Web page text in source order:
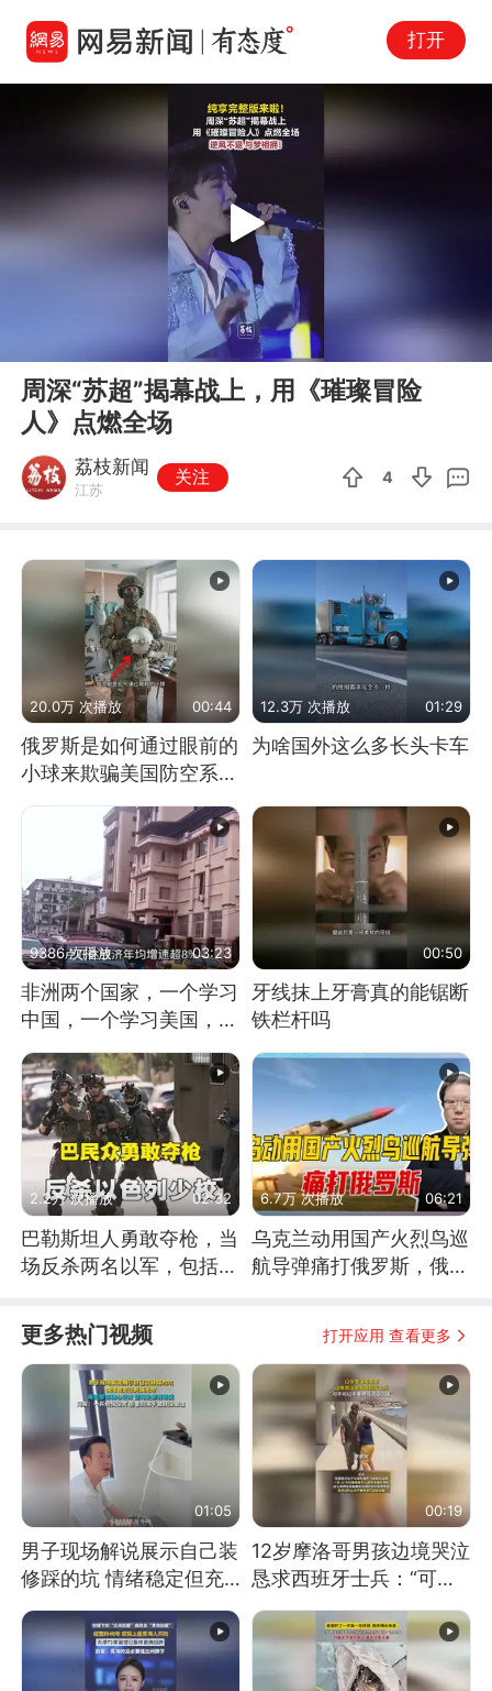
打开
Play
周深“苏超”揭幕战上，用《璀璨冒险
人》点燃全场
荔枝新闻
江苏
关注 4
20.0万 次播放 00:44
俄罗斯是如何通过眼前的
小球来欺骗美国防空系统
12.3万 次播放 01:29
为啥国外这么多长头卡车
9386 次播放 03:23
非洲两个国家，一个学习
中国，一个学习美国，结
00:50
牙线抹上牙膏真的能锯断
铁栏杆吗
2.2万 次播放 02:32
巴勒斯坦人勇敢夺枪，当
场反杀两名以军，包括一
6.7万 次播放 06:21
乌克兰动用国产火烈鸟巡
航导弹痛打俄罗斯，俄军
更多热门视频 打开应用 查看更多
01:05
男子现场解说展示自己装
修踩的坑 情绪稳定但充
满无奈 每处都有精心设
计 但每处都有瑕疵 网
友：一开始我没笑 但看
00:19
12岁摩洛哥男孩边境哭泣
恳求西班牙士兵：“可不
可以不要把我遣返回国”